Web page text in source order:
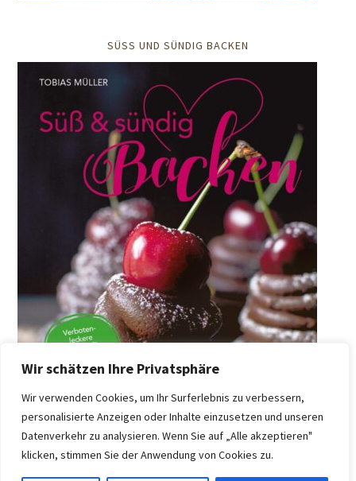
Wir schätzen Ihre Privatsphäre
Wir verwenden Cookies, um Ihr Surferlebnis zu verbessern,
personalisierte Anzeigen oder Inhalte einzusetzen und unseren
Datenverkehr zu analysieren. Wenn Sie auf „Alle akzeptieren"
klicken, stimmen Sie der Anwendung von Cookies zu.
SÜSS UND SÜNDIG BACKEN